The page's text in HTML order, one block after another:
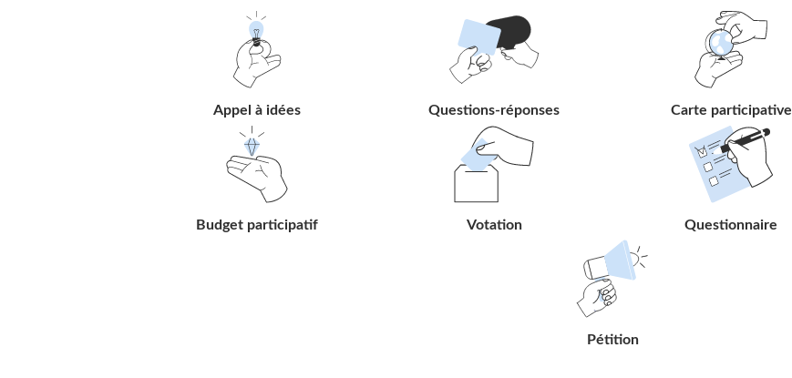
Suivre
le
lien
Appel à idées
Suivre
le
lien
Questions-réponses
Suivre
le
lien
Carte participative
Suivre
le
lien
Budget participatif
Suivre
le
lien
Votation
Suivre
le
lien
Questionnaire
Suivre
lien
Pétition